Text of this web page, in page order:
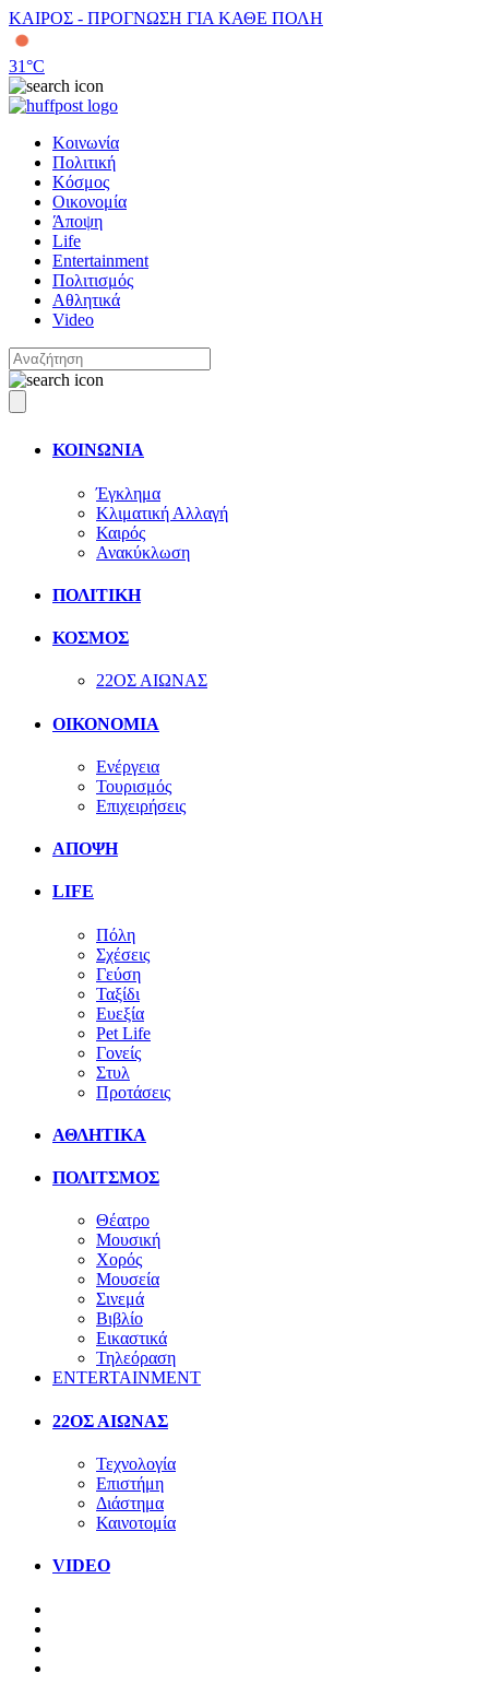
ΚΑΙΡΟΣ - ΠΡΟΓΝΩΣΗ ΓΙΑ ΚΑΘΕ ΠΟΛΗ
31°C
Κοινωνία
Πολιτική
Κόσμος
Οικονομία
Άποψη
Life
Entertainment
Πολιτισμός
Αθλητικά
Video
ΚΟΙΝΩΝΙΑ
Έγκλημα
Κλιματική Αλλαγή
Καιρός
Ανακύκλωση
ΠΟΛΙΤΙΚΗ
ΚΟΣΜΟΣ
22ΟΣ ΑΙΩΝΑΣ
ΟΙΚΟΝΟΜΙΑ
Ενέργεια
Τουρισμός
Επιχειρήσεις
ΑΠΟΨΗ
LIFE
Πόλη
Σχέσεις
Γεύση
Ταξίδι
Ευεξία
Pet Life
Γονείς
Στυλ
Προτάσεις
ΑΘΛΗΤΙΚΑ
ΠΟΛΙΤΣΜΟΣ
Θέατρο
Μουσική
Χορός
Μουσεία
Σινεμά
Βιβλίο
Εικαστικά
Τηλεόραση
ENTERTAINMENT
22ΟΣ ΑΙΩΝΑΣ
Τεχνολογία
Επιστήμη
Διάστημα
Καινοτομία
VIDEO